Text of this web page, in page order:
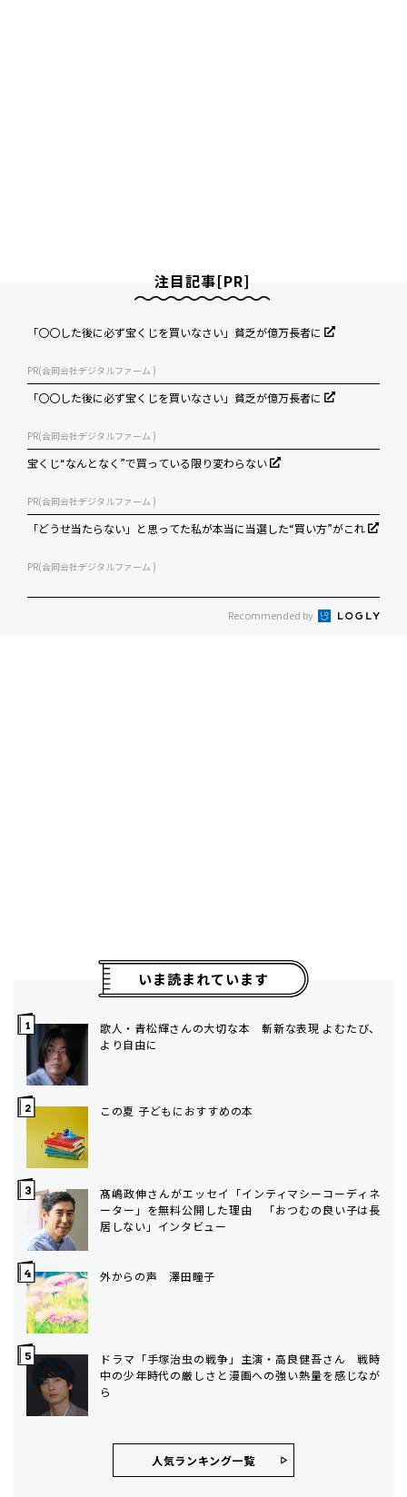
注目記事[PR]
「〇〇した後に必ず宝くじを買いなさい」貧乏が億万長者に
PR(合同会社デジタルファーム )
「〇〇した後に必ず宝くじを買いなさい」貧乏が億万長者に
PR(合同会社デジタルファーム )
宝くじ“なんとなく”で買っている限り変わらない
PR(合同会社デジタルファーム )
「どうせ当たらない」と思ってた私が本当に当選した“買い方”がこれ
PR(合同会社デジタルファーム )
Recommended by
いま読まれています
歌人・青松輝さんの大切な本 斬新な表現 よむたび、
より自由に
この夏 子どもにおすすめの本
髙嶋政伸さんがエッセイ「インティマシーコーディネ
ーター」を無料公開した理由 「おつむの良い子は長
居しない」インタビュー
外からの声 澤田瞳子
ドラマ「手塚治虫の戦争」主演・高良健吾さん 戦時
中の少年時代の厳しさと漫画への強い熱量を感じなが
ら
人気ランキング⼀覧